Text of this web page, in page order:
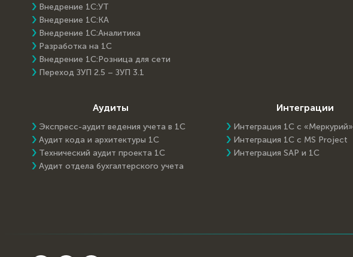
Внедрение 1С:УТ
Внедрение 1С:КА
Внедрение 1С:Аналитика
Разработка на 1С
Внедрение 1С:Розница для сети
Переход ЗУП 2.5 – ЗУП 3.1
Аудиты
Экспресс-аудит ведения учета в 1С
Аудит кода и архитектуры 1С
Технический аудит проекта 1С
Аудит отдела бухгалтерского учета
Интеграции
Интеграция 1С с «Меркурий»
Интеграция 1С с MS Project
Интеграция SAP и 1C